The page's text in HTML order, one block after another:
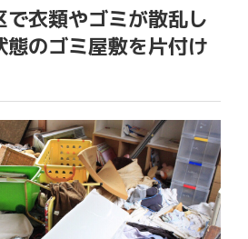
衣類やゴミが散乱し
態のゴミ屋敷を片付け